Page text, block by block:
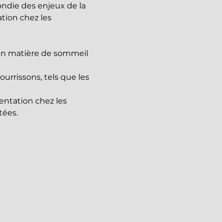
des enjeux de la
chez les
matière de sommeil
tels que les
chez les